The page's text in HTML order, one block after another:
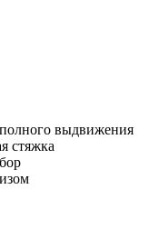
выдвижения
стяжка